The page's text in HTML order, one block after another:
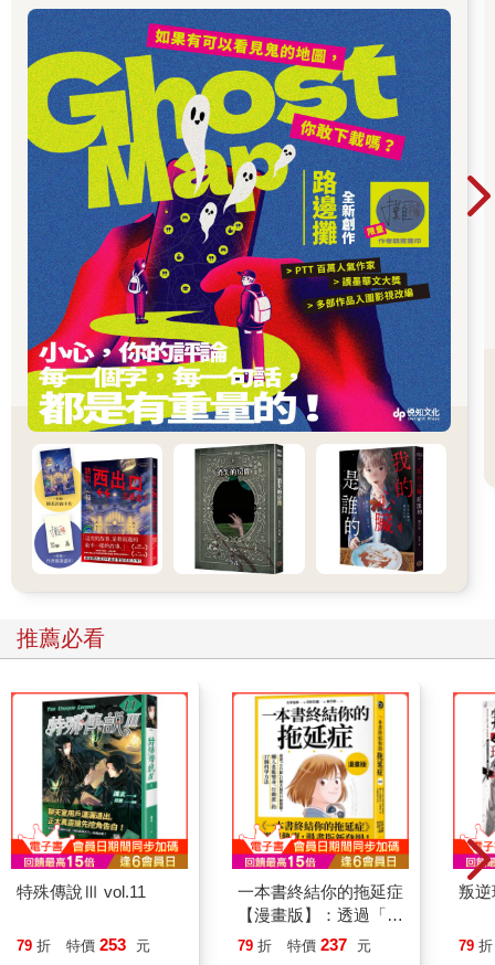
推薦必看
特殊傳說Ⅲ vol.11
79 折 特價 253 元
一本書終結你的拖延症
【漫畫版】：透過「小
行動」打開大腦的行動
79 折 特價 237 元
叛逆
79 折